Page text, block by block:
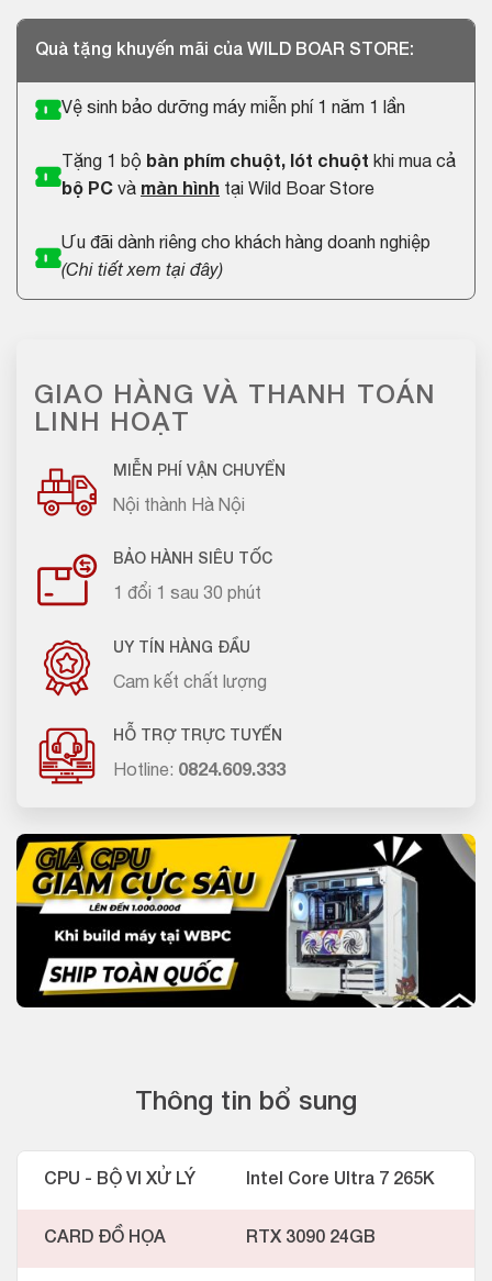
Quà tặng khuyến mãi của WILD BOAR STORE:
Vệ sinh bảo dưỡng máy miễn phí 1 năm 1 lần
Tặng 1 bộ bàn phím chuột, lót chuột khi mua cả
bộ PC và màn hình tại Wild Boar Store
Ưu đãi dành riêng cho khách hàng doanh nghiệp
(Chi tiết xem tại đây)
GIAO HÀNG VÀ THANH TOÁN
LINH HOẠT
MIỄN PHÍ VẬN CHUYỂN
Nội thành Hà Nội
BẢO HÀNH SIÊU TỐC
1 đổi 1 sau 30 phút
UY TÍN HÀNG ĐẦU
Cam kết chất lượng
HỖ TRỢ TRỰC TUYẾN
Hotline: 0824.609.333
Thông tin bổ sung
CPU - BỘ VI XỬ LÝ Intel Core Ultra 7 265K
CARD ĐỒ HỌA RTX 3090 24GB